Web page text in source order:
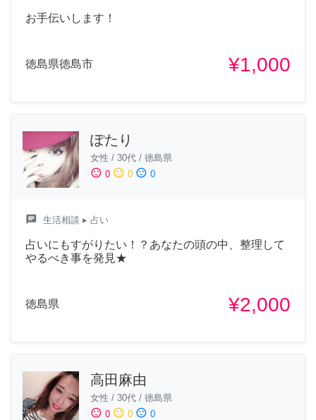
お手伝いします！
徳島県徳島市 ¥1,000
ぽたり
女性 / 30代 / 徳島県
sentiment_satisfied 0 sentiment_neutral 0 sentiment_dissatisfied 0
chat 生活相談 ▸ 占い
占いにもすがりたい！？あなたの頭の中、整理して
やるべき事を発見★
徳島県 ¥2,000
高田麻由
女性 / 30代 / 徳島県
sentiment_satisfied 0 sentiment_neutral 0 sentiment_dissatisfied 0